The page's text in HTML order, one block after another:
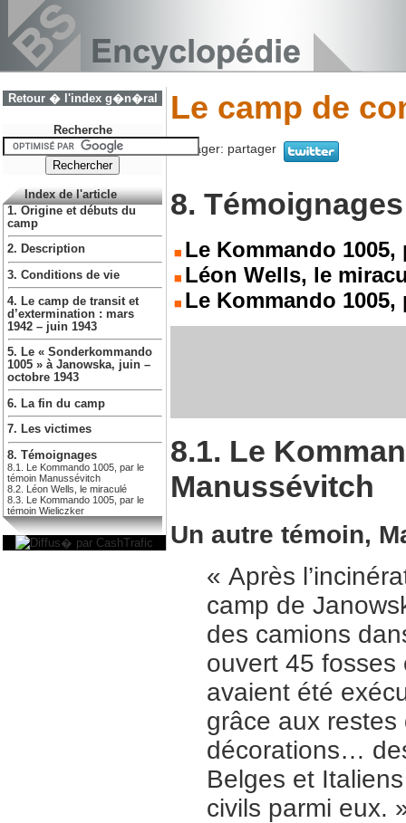
Retour � l'index g�n�ral
Recherche
Index de l'article
1. Origine et débuts du
camp
2. Description
3. Conditions de vie
4. Le camp de transit et
d’extermination : mars
1942 – juin 1943
5. Le « Sonderkommando
1005 » à Janowska, juin –
octobre 1943
6. La fin du camp
7. Les victimes
8. Témoignages
8.1. Le Kommando 1005, par le
témoin Manussévitch
8.2. Léon Wells, le miraculé
8.3. Le Kommando 1005, par le
témoin Wieliczker
Le camp de
Partager: partager
8. Témoignages
Le Kommando
Léon Wells, le
Le Kommando
8.1. Le
Manussévitch
Un autre témoin,
« Après
camp de
des camions
ouvert 45
avaient été
grâce aux restes
décorations…
Belges et
civils parmi eux.